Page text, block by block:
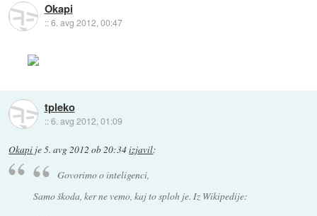
Okapi
::6. avg 2012, 00:47
tpleko
::6. avg 2012, 01:09
Okapi je5. avg 2012 ob 20:34izjavil:
Govorimo o inteligenci,
Samo škoda, ker ne vemo, kaj to sploh je. Iz Wikipedije: